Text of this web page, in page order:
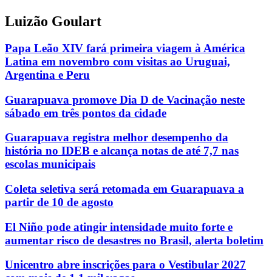
Luizão Goulart
Papa Leão XIV fará primeira viagem à América
Latina em novembro com visitas ao Uruguai,
Argentina e Peru
Guarapuava promove Dia D de Vacinação neste
sábado em três pontos da cidade
Guarapuava registra melhor desempenho da
história no IDEB e alcança notas de até 7,7 nas
escolas municipais
Coleta seletiva será retomada em Guarapuava a
partir de 10 de agosto
El Niño pode atingir intensidade muito forte e
aumentar risco de desastres no Brasil, alerta boletim
Unicentro abre inscrições para o Vestibular 2027